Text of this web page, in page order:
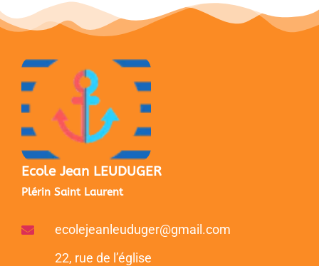
Ecole Jean LEUDUGER
Plérin Saint Laurent
ecolejeanleuduger@gmail.com
22, rue de l’église